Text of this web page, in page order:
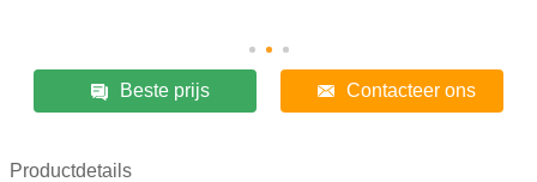
Beste prijs Contacteer ons
Productdetails